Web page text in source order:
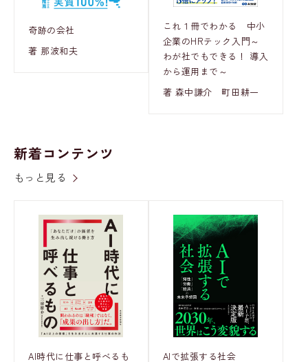
奇跡の会社
著 那波和夫
これ１冊でわかる 中小
企業のHRテック入門～
わが社でもできる！ 導入
から運用まで～
著 森中謙介 町田耕一
新着コンテンツ
もっと見る
AI時代に仕事と呼べるも
AIで拡張する社会